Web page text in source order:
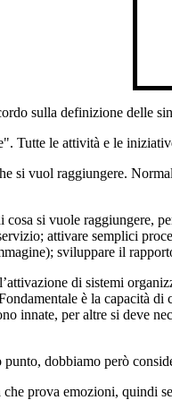
sulla definizione delle
Tutte le attività e le
si vuol raggiungere.
cosa si vuole raggiungere,
attivare semplici
sviluppare il
di sistemi
è la capacità
innate, per altre si deve
dobbiamo però
prova emozioni, quindi